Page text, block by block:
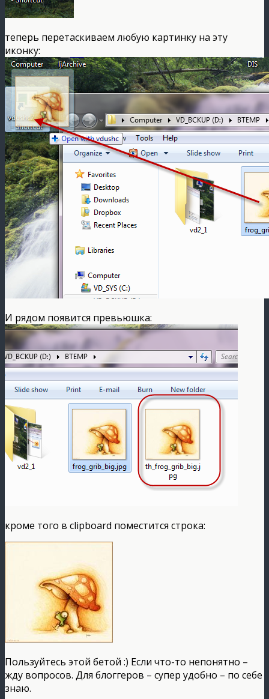
теперь перетаскиваем любую картинку на эту
иконку:
И рядом появится превьюшка:
кроме того в clipboard поместится строка:
Пользуйтесь этой бетой :) Если что-то непонятно –
жду вопросов. Для блоггеров – супер удобно – по себе
знаю.